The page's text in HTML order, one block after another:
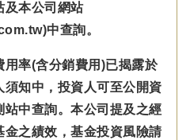
及本公司網站
中查詢。
率(含分銷費用)已揭露於
知中，投資人可至公開資
中查詢。本公司提及之經
之績效，基金投資風險請